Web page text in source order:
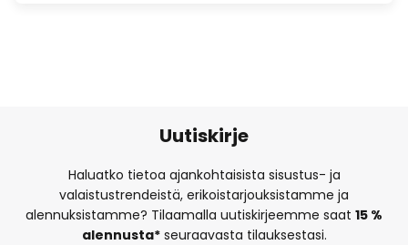
Uutiskirje
Haluatko tietoa ajankohtaisista sisustus- ja
valaistustrendeistä, erikoistarjouksistamme ja
alennuksistamme? Tilaamalla uutiskirjeemme saat 15 %
alennusta*seuraavasta tilauksestasi.